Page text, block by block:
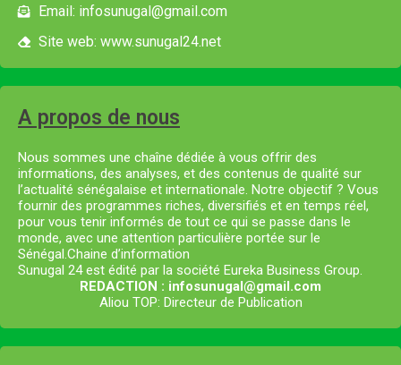
Email: infosunugal@gmail.com
Site web: www.sunugal24.net
A propos de nous
Nous sommes une chaîne dédiée à vous offrir des
informations, des analyses, et des contenus de qualité sur
l’actualité sénégalaise et internationale. Notre objectif ? Vous
fournir des programmes riches, diversifiés et en temps réel,
pour vous tenir informés de tout ce qui se passe dans le
monde, avec une attention particulière portée sur le
Sénégal.Chaine d’information
Sunugal 24 est édité par la société Eureka Business Group.
REDACTION : infosunugal@gmail.com
Aliou TOP: Directeur de Publication